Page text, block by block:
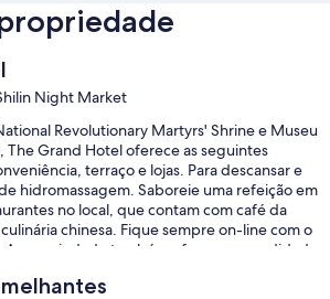
Night Market
Revolutionary Martyrs' Shrine e Museu
The Grand Hotel oferece as seguintes
terraço e lojas. Para descansar e
hidromassagem. Saboreie uma refeição em
no local, que contam com café da
chinesa. Fique sempre on-line com o
propriedade também oferece comodidades